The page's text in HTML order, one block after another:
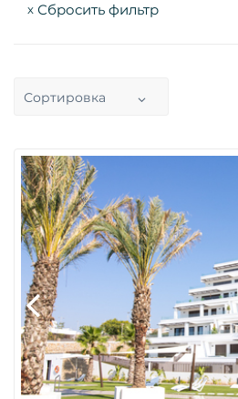
x Сбросить фильтр
Сортировка